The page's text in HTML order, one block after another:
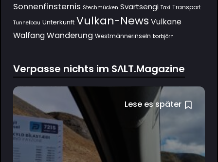
Sonnenfinsternis Stechmücken Svartsengi Taxi Transport
Tunnelbau Unterkunft Vulkan-News Vulkane
Walfang Wanderung Westmännerinseln Þorbjörn
Verpasse nichts im SΛLT.Magazine
Lese es später